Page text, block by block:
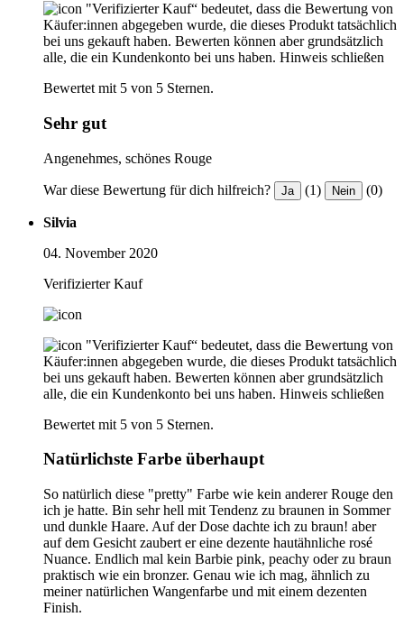
"Verifizierter Kauf“ bedeutet, dass die Bewertung von
Käufer:innen abgegeben wurde, die dieses Produkt tatsächlich
bei uns gekauft haben. Bewerten können aber grundsätzlich
alle, die ein Kundenkonto bei uns haben. Hinweis schließen
Bewertet mit 5 von 5 Sternen.
Sehr gut
Angenehmes, schönes Rouge
War diese Bewertung für dich hilfreich? Ja (1) Nein (0)
Silvia
04. November 2020
Verifizierter Kauf
"Verifizierter Kauf“ bedeutet, dass die Bewertung von
Käufer:innen abgegeben wurde, die dieses Produkt tatsächlich
bei uns gekauft haben. Bewerten können aber grundsätzlich
alle, die ein Kundenkonto bei uns haben. Hinweis schließen
Bewertet mit 5 von 5 Sternen.
Natürlichste Farbe überhaupt
So natürlich diese "pretty" Farbe wie kein anderer Rouge den
ich je hatte. Bin sehr hell mit Tendenz zu braunen in Sommer
und dunkle Haare. Auf der Dose dachte ich zu braun! aber
auf dem Gesicht zaubert er eine dezente hautähnliche rosé
Nuance. Endlich mal kein Barbie pink, peachy oder zu braun
praktisch wie ein bronzer. Genau wie ich mag, ähnlich zu
meiner natürlichen Wangenfarbe und mit einem dezenten
Finish.